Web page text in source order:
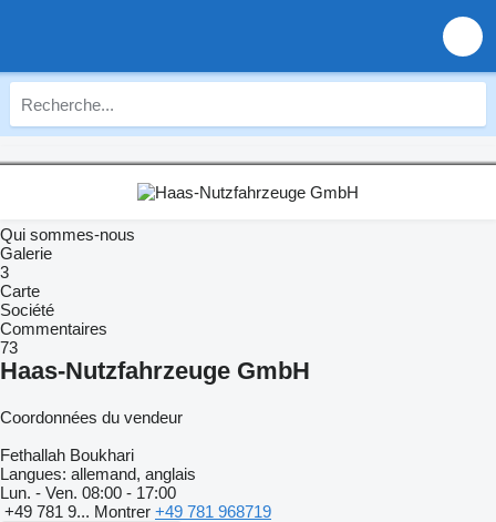
Qui sommes-nous
Galerie
3
Carte
Société
Commentaires
73
Haas-Nutzfahrzeuge GmbH
Coordonnées du vendeur
Fethallah Boukhari
Langues: allemand, anglais
Lun. - Ven. 08:00 - 17:00
+49 781 9... Montrer +49 781 968719